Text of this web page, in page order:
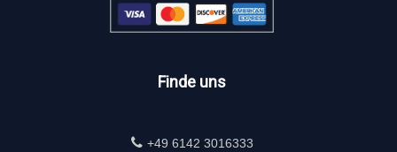
Finde uns
+49 6142 3016333